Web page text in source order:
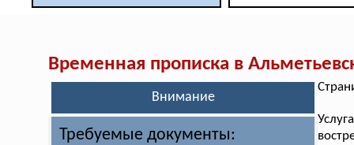
Временная прописка в
Внимание
Требуемые документы: